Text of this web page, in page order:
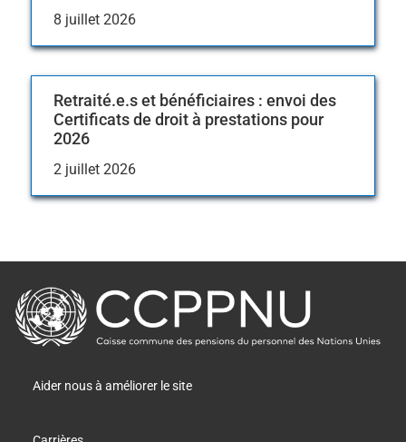
8 juillet 2026
Retraité.e.s et bénéficiaires : envoi des
Certificats de droit à prestations pour
2026
2 juillet 2026
retour
à
la
principale
Aider nous à améliorer le site